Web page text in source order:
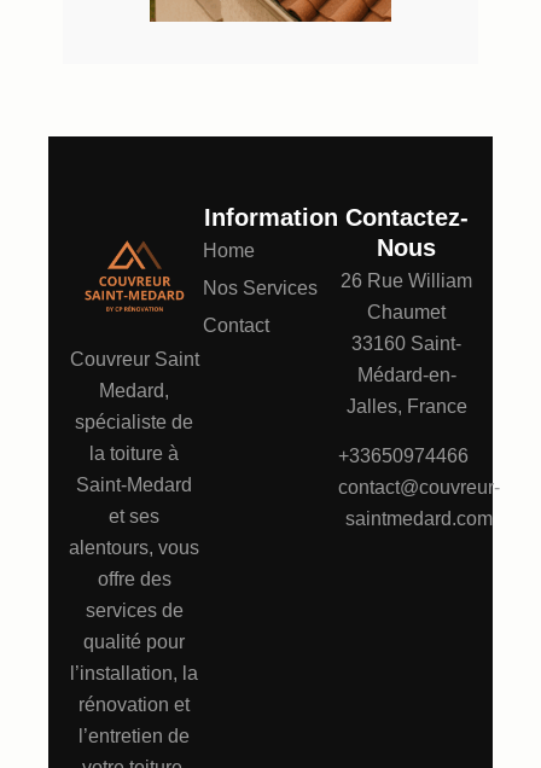
Couvreur Saint
Medard,
spécialiste de
la toiture à
Saint-Medard
et ses
alentours, vous
offre des
services de
qualité pour
l’installation, la
rénovation et
l’entretien de
Information
Home
Nos Services
Contact
Contactez-
Nous
26 Rue William
Chaumet
33160 Saint-
Médard-en-
Jalles, France
+33650974466
contact@couvreur-
saintmedard.com